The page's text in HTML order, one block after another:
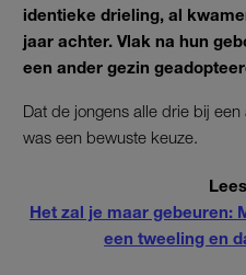
identieke drieling, al
jaar achter. Vlak na hun
een ander gezin
Dat de jongens alle drie bij
was een bewuste keuze.
Het zal je maar gebeuren:
een tweeling en